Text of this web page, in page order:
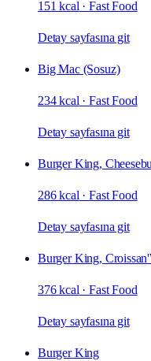
151 kcal ·Fast Food
Detay sayfasına git
Big Mac (Sosuz)
234 kcal ·Fast Food
Detay sayfasına git
Burger King,
286 kcal ·Fast Food
Detay sayfasına git
Burger King,
376 kcal ·Fast Food
Detay sayfasına git
Burger King